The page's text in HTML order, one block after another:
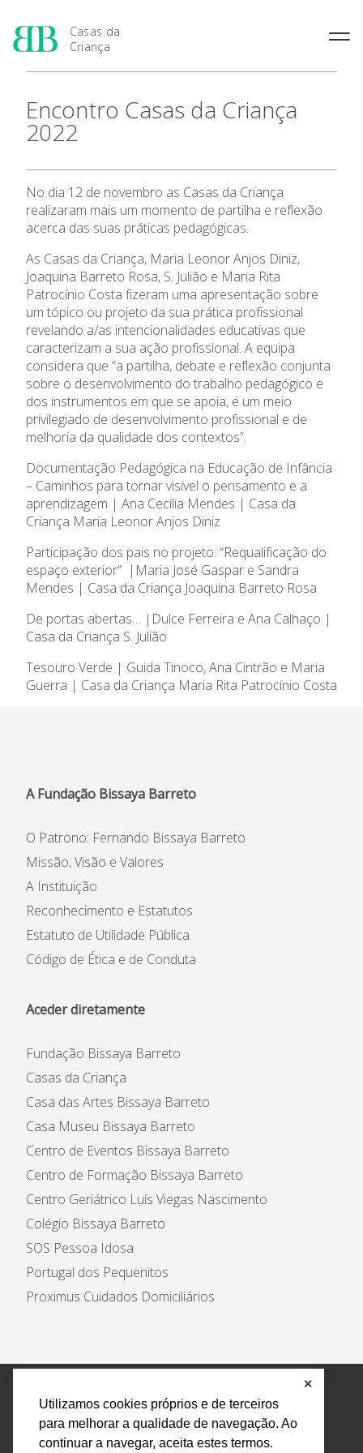
Utilizamos cookies próprios e de terceiros
para melhorar a qualidade de navegação. Ao
continuar a navegar, aceita estes termos.
✕
Casas da
Criança
Apresentação
Criança
Pensamento Pedagógico de
Bissaya Barreto
Natureza e fins pedagógicos
das Casas da Criança
Princípios Educativos Gerais
As 7 Casas da Criança
Joaquina Barreto Rosa
Maria do Resgate Salazar
S. Julião
Maria Leonor Anjos Diniz
Maria Granado
Admissão
Admissão
Período de Inscrição
Contactos
Notícias
Encontro Casas da Criança
2022
No dia 12 de novembro as Casas da Criança
realizaram mais um momento de partilha e reflexão
acerca das suas práticas pedagógicas.
As Casas da Criança, Maria Leonor Anjos Diniz,
Joaquina Barreto Rosa, S. Julião e Maria Rita
Patrocínio Costa fizeram uma apresentação sobre
um tópico ou projeto da sua prática profissional
revelando a/as intencionalidades educativas que
caracterizam a sua ação profissional. A equipa
considera que “a partilha, debate e reflexão conjunta
sobre o desenvolvimento do trabalho pedagógico e
dos instrumentos em que se apoia, é um meio
privilegiado de desenvolvimento profissional e de
melhoria da qualidade dos contextos”.
Documentação Pedagógica na Educação de Infância
– Caminhos para tornar visível o pensamento e a
aprendizagem | Ana Cecília Mendes | Casa da
Criança Maria Leonor Anjos Diniz
Participação dos pais no projeto: “Requalificação do
espaço exterior” |Maria José Gaspar e Sandra
Mendes | Casa da Criança Joaquina Barreto Rosa
De portas abertas… |Dulce Ferreira e Ana Calhaço |
Casa da Criança S. Julião
Tesouro Verde | Guida Tinoco, Ana Cintrão e Maria
Guerra | Casa da Criança Maria Rita Patrocínio Costa
A Fundação Bissaya Barreto
O Patrono: Fernando Bissaya Barreto
Missão, Visão e Valores
A Instituição
Reconhecimento e Estatutos
Estatuto de Utilidade Pública
Código de Ética e de Conduta
Aceder diretamente
Fundação Bissaya Barreto
Casas da Criança
Casa das Artes Bissaya Barreto
Casa Museu Bissaya Barreto
Centro de Eventos Bissaya Barreto
Centro de Formação Bissaya Barreto
Centro Geriátrico Luís Viegas Nascimento
Colégio Bissaya Barreto
SOS Pessoa Idosa
Portugal dos Pequenitos
Proximus Cuidados Domiciliários
Política de Privacidade e Tratamento de Dados
Encarregado de Proteção de Dados
Livro Eletrónico
de Reclamações
Canal de Denúncias